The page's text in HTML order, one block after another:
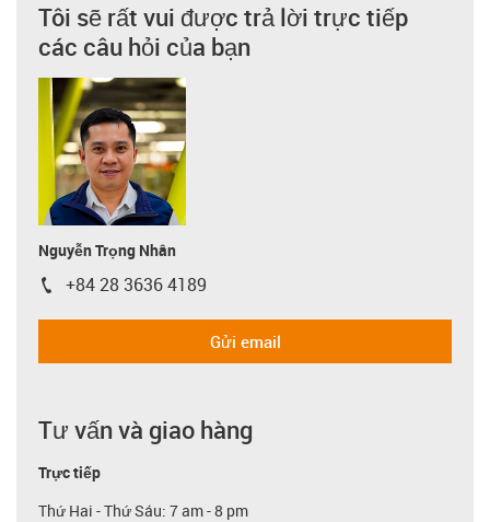
Tôi sẽ rất vui được trả lời trực tiếp
các câu hỏi của bạn
Nguyễn Trọng Nhân
igus-icon-phone
+84 28 3636 4189
Gửi email
Tư vấn và giao hàng
Trực tiếp
Thứ Hai - Thứ Sáu: 7 am - 8 pm